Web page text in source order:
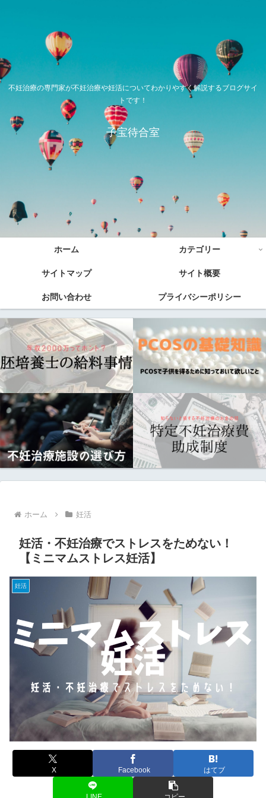
不妊治療の専門家が不妊治療や妊活についてわかりやすく解説するブログサイ
トです！
子宝待合室
ホーム カテゴリー
サイトマップ サイト概要
お問い合わせ プライバシーポリシー
ホーム 妊活
妊活・不妊治療でストレスをためない！
【ミニマムストレス妊活】
妊活
X Facebook はてブ